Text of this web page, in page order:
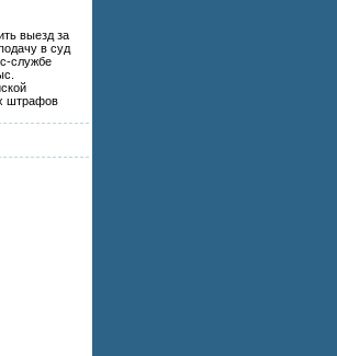
выезд за
в суд
службе
штрафов